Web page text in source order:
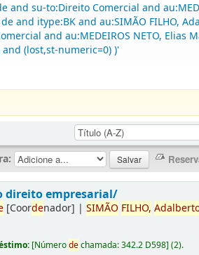
su-to:Direito Comercial and
and itype:BK and au:SIMÃO FILHO,
and au:MEDEIROS NETO, Elias
(lost,st-numeric=0) )'
direito empresarial/
[Coordenador] |SIMÃO FILHO,
[Númerodechamada:342.2 D598](2).